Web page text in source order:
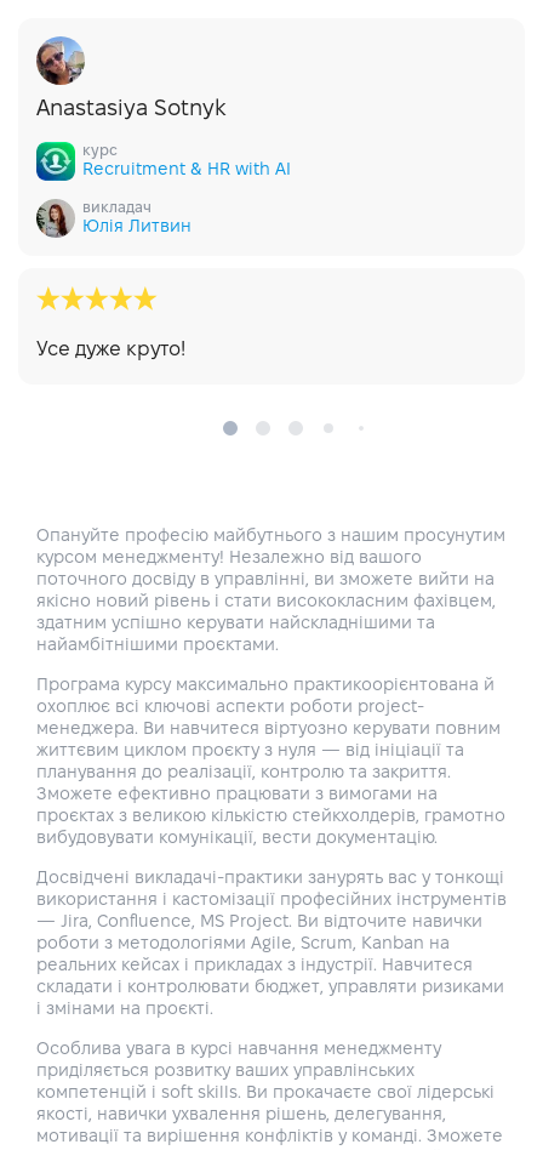
Anastasiya Sotnyk
курс
Recruitment & HR with AI
викладач
Юлія Литвин
Усе дуже круто!
Опануйте професію майбутнього з нашим просунутим
курсом менеджменту! Незалежно від вашого
поточного досвіду в управлінні, ви зможете вийти на
якісно новий рівень і стати висококласним фахівцем,
здатним успішно керувати найскладнішими та
найамбітнішими проєктами.
Програма курсу максимально практикоорієнтована й
охоплює всі ключові аспекти роботи project-
менеджера. Ви навчитеся віртуозно керувати повним
життєвим циклом проєкту з нуля — від ініціації та
планування до реалізації, контролю та закриття.
Зможете ефективно працювати з вимогами на
проєктах з великою кількістю стейкхолдерів, грамотно
вибудовувати комунікації, вести документацію.
Досвідчені викладачі-практики занурять вас у тонкощі
використання і кастомізації професійних інструментів
— Jira, Confluence, MS Project. Ви відточите навички
роботи з методологіями Agile, Scrum, Kanban на
реальних кейсах і прикладах з індустрії. Навчитеся
складати і контролювати бюджет, управляти ризиками
і змінами на проєкті.
Особлива увага в курсі навчання менеджменту
приділяється розвитку ваших управлінських
компетенцій і soft skills. Ви прокачаєте свої лідерські
якості, навички ухвалення рішень, делегування,
мотивації та вирішення конфліктів у команді. Зможете